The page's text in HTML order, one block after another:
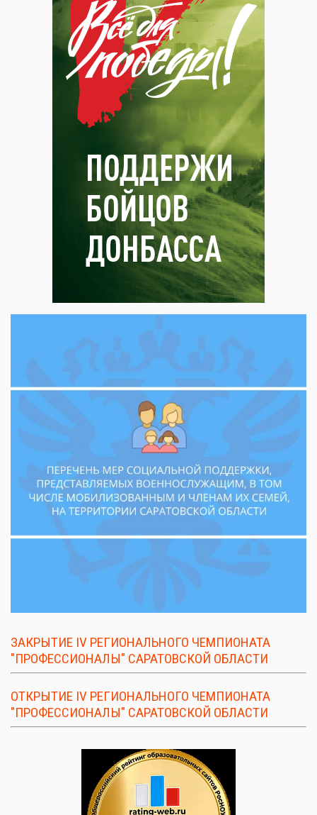
ЗАКРЫТИЕ IV РЕГИОНАЛЬНОГО ЧЕМПИОНАТА
"ПРОФЕССИОНАЛЫ" САРАТОВСКОЙ ОБЛАСТИ
ОТКРЫТИЕ IV РЕГИОНАЛЬНОГО ЧЕМПИОНАТА
"ПРОФЕССИОНАЛЫ" САРАТОВСКОЙ ОБЛАСТИ